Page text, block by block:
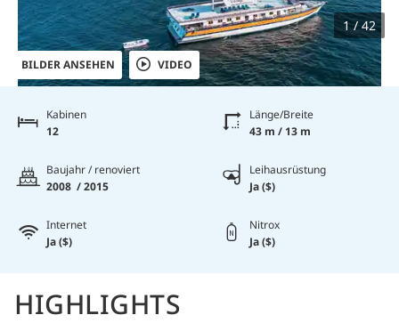
BILDER ANSEHEN VIDEO
1 / 42
Kabinen
12
Länge/Breite
43 m / 13 m
Baujahr / renoviert
2008 / 2015
Leihausrüstung
Ja ($)
Internet
Ja ($)
Nitrox
Ja ($)
HIGHLIGHTS